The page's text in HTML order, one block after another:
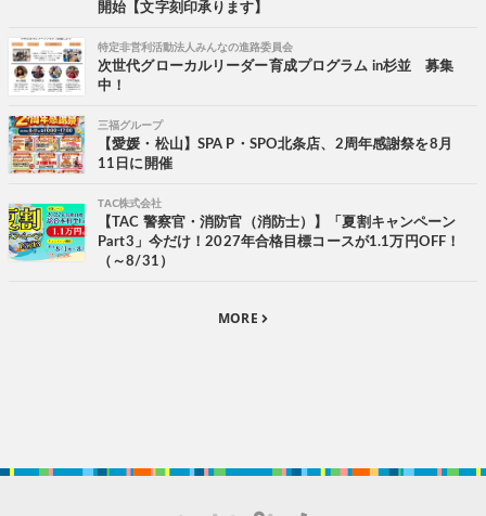
開始【文字刻印承ります】
特定非営利活動法人みんなの進路委員会
次世代グローカルリーダー育成プログラム in杉並 募集
中！
三福グループ
【愛媛・松山】SPA P・SPO北条店、2周年感謝祭を8月
11日に開催
TAC株式会社
【TAC 警察官・消防官（消防士）】「夏割キャンペーン
Part3」今だけ！2027年合格目標コースが1.1万円OFF！
（～8/31）
MORE